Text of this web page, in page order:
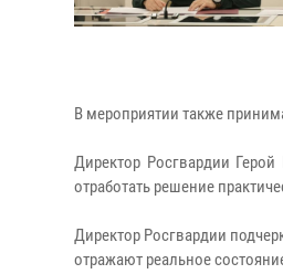
В мероприятии также
Директор Росгвардии
отработать решение
Директор Росгвардии
отражают реальное